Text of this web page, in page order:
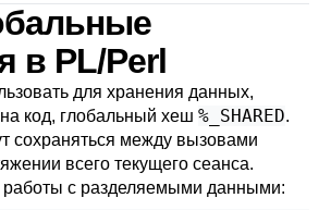
в PL/Perl
для хранения данных,
код, глобальный хеш %_SHARED.
сохраняться между вызовами
всего текущего сеанса.
работы с разделяемыми данными: